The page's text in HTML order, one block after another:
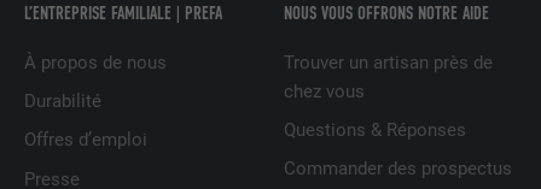
L’ENTREPRISE FAMILIALE | PREFA
À propos de nous
Durabilité
Offres d’emploi
Presse
NOUS VOUS OFFRONS NOTRE AIDE
Trouver un artisan près de
chez vous
Questions & Réponses
Commander des prospectus
Utilisé par le service de réseau social
UserMatchHistory